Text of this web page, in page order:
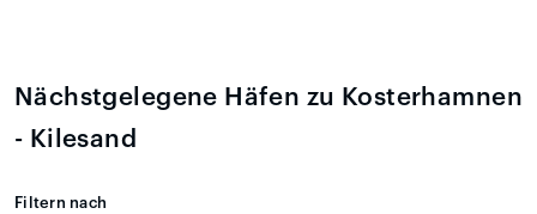
Nächstgelegene Häfen zu Kosterhamnen
- Kilesand
Filtern nach